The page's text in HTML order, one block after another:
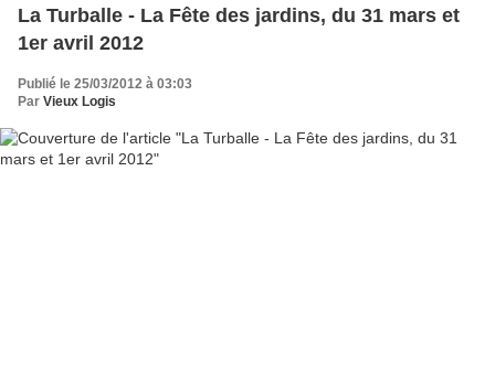
La Turballe - La Fête des jardins, du 31 mars et
1er avril 2012
Publié le 25/03/2012 à 03:03
Par Vieux Logis